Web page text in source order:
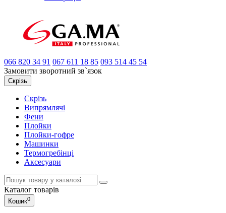
066 820 34 91 067 611 18 85 093 514 45 54
Замовити зворотний зв`язок
Скрізь
Скрізь
Випрямлячі
Фени
Плойки
Плойки-гофре
Машинки
Термогребінці
Аксесуари
Каталог товарів
Кошик0